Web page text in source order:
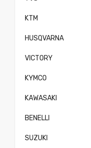
KTM
HUSQVARNA
VICTORY
KYMCO
KAWASAKI
BENELLI
SUZUKI